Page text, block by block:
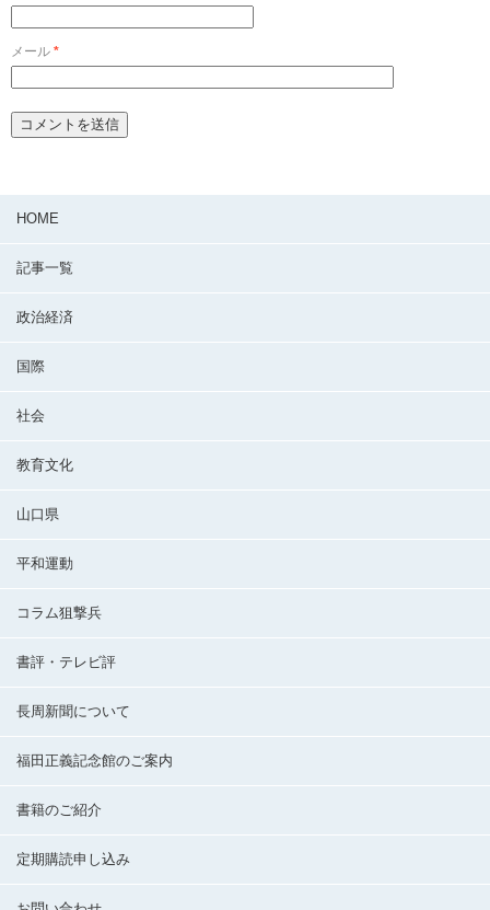
メール *
HOME
記事一覧
政治経済
国際
社会
教育文化
山口県
平和運動
コラム狙撃兵
書評・テレビ評
長周新聞について
福田正義記念館のご案内
書籍のご紹介
定期購読申し込み